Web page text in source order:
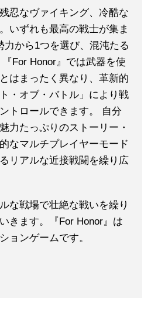
忍なヴァイキング、冷酷な
いずれも最高の戦士が集ま
力から1つを選び、混沌たる
For Honor』では武器を使
はまったく異なり、革新的
・オブ・バトル」により戦
トロールできます。 自分
力たっぷりのストーリー・
なマルチプレイヤーモード
リアルな近接戦闘を繰り広
な戦場で壮絶な戦いを繰り
きます。『For Honor』は
ョンゲームです。